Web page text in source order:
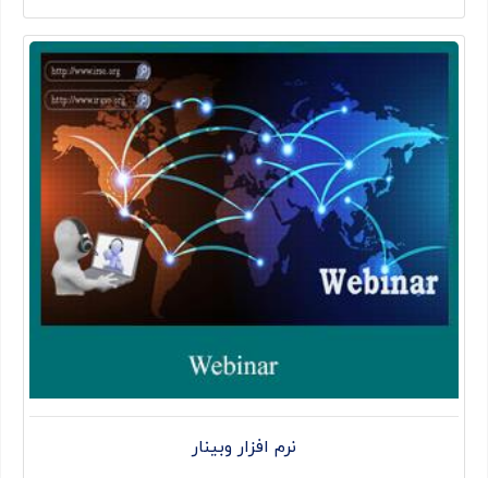
نرم افزار وبینار